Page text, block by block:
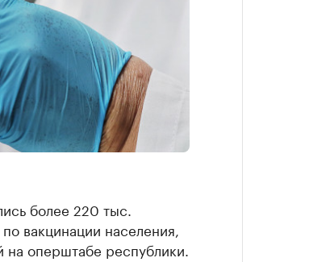
более 220 тыс.
вакцинации населения,
оперштабе республики.